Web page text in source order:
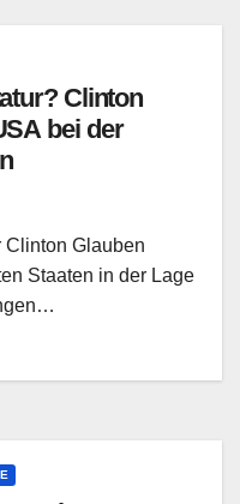
Clinton
bei der
Clinton Glauben
Staaten in der Lage